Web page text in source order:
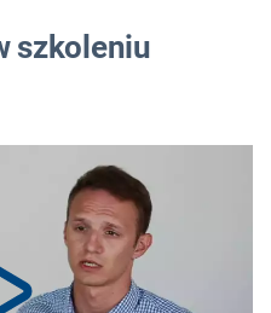
szkoleniu